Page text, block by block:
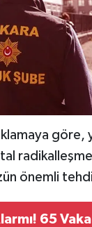
göre,
önemli
65